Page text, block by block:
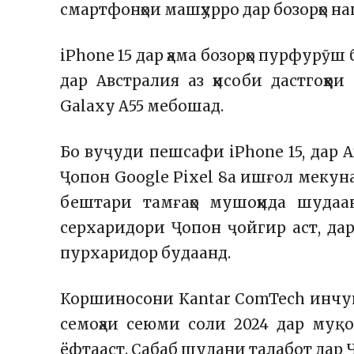
смартфонҳои машҳурро дар бозорҳо
iPhone 15 дар ҳама бозорҳо
дар Австралия аз ҳисоби
Galaxy A55 мебошад.
Бо вуҷуди пешсафи iPhone 15, дар
Ҷопон Google Pixel 8a ишғол
бештари тамғаҳо мушоҳида
cерхаридори Ҷопон ҷойгир аст,
пурхаридор будаанд.
Коршиносони Kantar ComTech
семоҳаи сеюми соли 2024 дар
ёфтааст. Сабаб шудани талабот дар